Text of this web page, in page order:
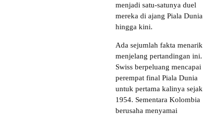
menjadi satu-satunya duel
mereka di ajang Piala Dunia
hingga kini.
Ada sejumlah fakta menarik
menjelang pertandingan ini.
Swiss berpeluang mencapai
perempat final Piala Dunia
untuk pertama kalinya sejak
1954. Sementara Kolombia
berusaha menyamai